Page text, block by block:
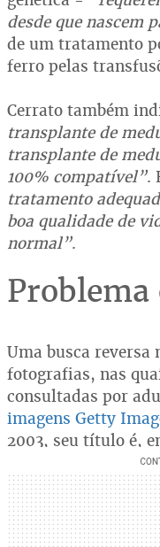
desde que nascem
de um tratamento
ferro pelas
Cerrato também
transplante de
transplante de
100% compatível”.
tratamento
boa qualidade de
normal”.
Problema
Uma busca reversa
fotografias, nas
consultadas por
imagens Getty
2003, seu título é,